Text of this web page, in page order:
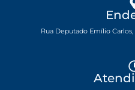
Rua Deputado Emílio Carlos,